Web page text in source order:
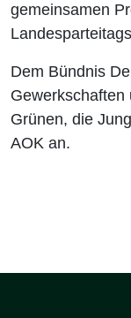
gemeinsamen
Dem Bündnis
Gewerkschaften
Grünen, die
AOK an.